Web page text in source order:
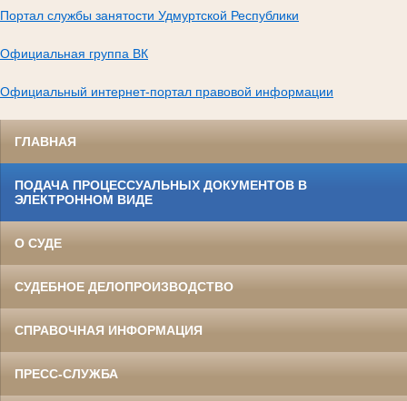
Портал службы занятости Удмуртской Республики
Официальная группа ВК
Официальный интернет-портал правовой информации
ГЛАВНАЯ
ПОДАЧА ПРОЦЕССУАЛЬНЫХ ДОКУМЕНТОВ В
ЭЛЕКТРОННОМ ВИДЕ
О СУДЕ
СУДЕБНОЕ ДЕЛОПРОИЗВОДСТВО
СПРАВОЧНАЯ ИНФОРМАЦИЯ
ПРЕСС-СЛУЖБА